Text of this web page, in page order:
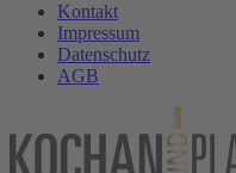
Kontakt
Impressum
Datenschutz
AGB